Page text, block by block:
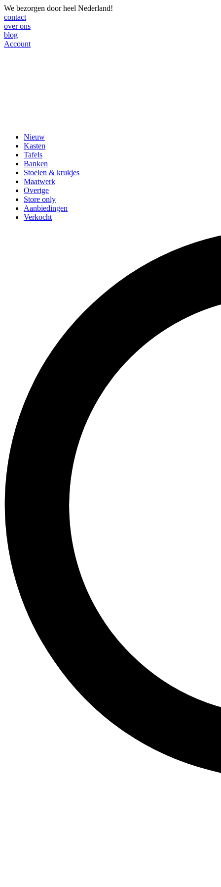
We bezorgen door heel Nederland!
contact
over ons
blog
Account
Nieuw
Kasten
Tafels
Banken
Stoelen & krukjes
Maatwerk
Overige
Store only
Aanbiedingen
Verkocht